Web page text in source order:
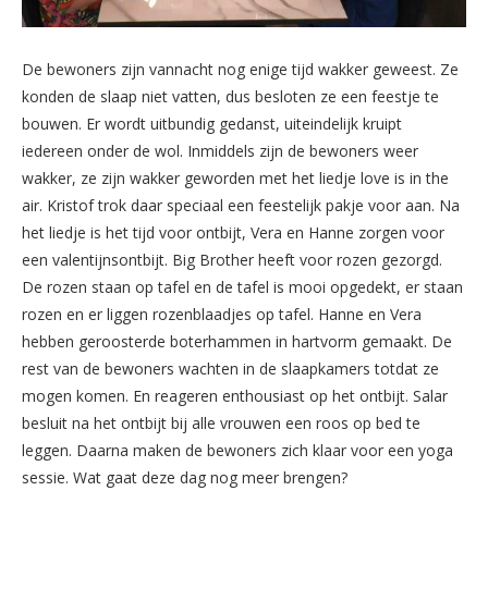
De bewoners zijn vannacht nog enige tijd wakker geweest. Ze
konden de slaap niet vatten, dus besloten ze een feestje te
bouwen. Er wordt uitbundig gedanst, uiteindelijk kruipt
iedereen onder de wol. Inmiddels zijn de bewoners weer
wakker, ze zijn wakker geworden met het liedje love is in the
air. Kristof trok daar speciaal een feestelijk pakje voor aan. Na
het liedje is het tijd voor ontbijt, Vera en Hanne zorgen voor
een valentijnsontbijt. Big Brother heeft voor rozen gezorgd.
De rozen staan op tafel en de tafel is mooi opgedekt, er staan
rozen en er liggen rozenblaadjes op tafel. Hanne en Vera
hebben geroosterde boterhammen in hartvorm gemaakt. De
rest van de bewoners wachten in de slaapkamers totdat ze
mogen komen. En reageren enthousiast op het ontbijt. Salar
besluit na het ontbijt bij alle vrouwen een roos op bed te
leggen. Daarna maken de bewoners zich klaar voor een yoga
sessie. Wat gaat deze dag nog meer brengen?